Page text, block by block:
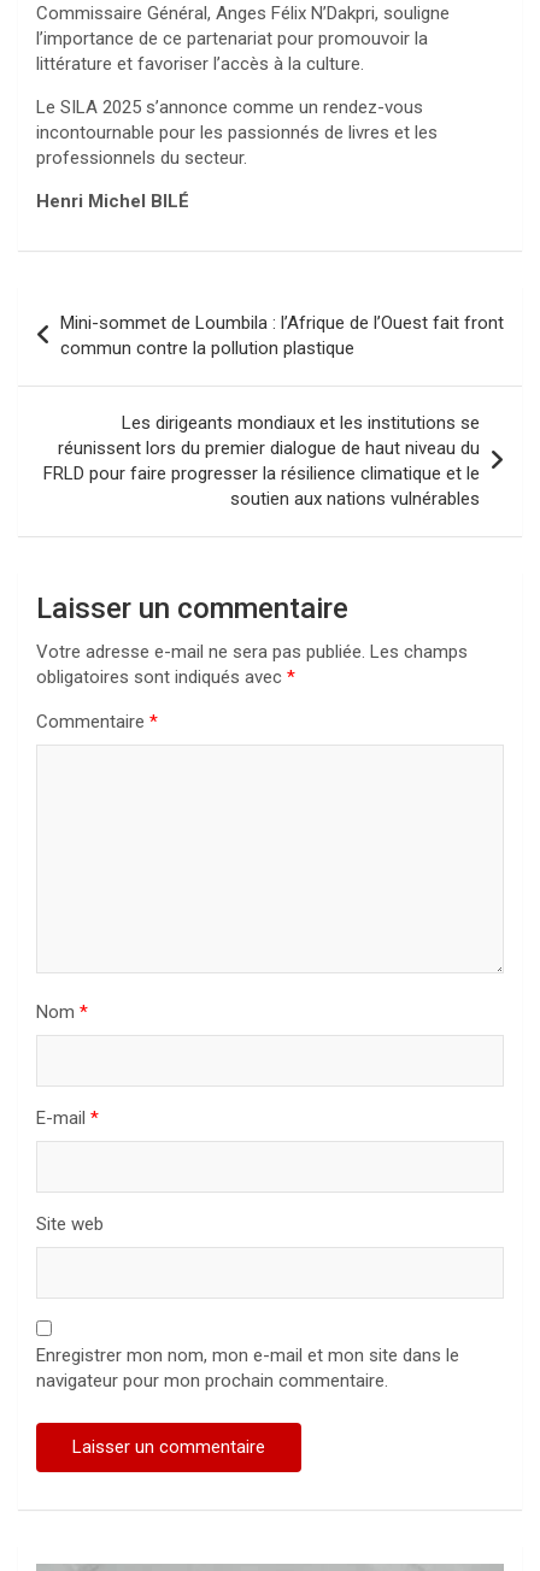
Commissaire Général, Anges Félix N’Dakpri, souligne
l’importance de ce partenariat pour promouvoir la
littérature et favoriser l’accès à la culture.
Le SILA 2025 s’annonce comme un rendez-vous
incontournable pour les passionnés de livres et les
professionnels du secteur.
Henri Michel BILÉ
de
l’article
Mini-sommet de Loumbila : l’Afrique de l’Ouest fait front
commun contre la pollution plastique
Les dirigeants mondiaux et les institutions se
réunissent lors du premier dialogue de haut niveau du
FRLD pour faire progresser la résilience climatique et le
soutien aux nations vulnérables
Laisser un commentaire
Votre adresse e-mail ne sera pas publiée. Les champs
obligatoires sont indiqués avec *
Commentaire *
Nom *
E-mail *
Site web
Enregistrer mon nom, mon e-mail et mon site dans le
navigateur pour mon prochain commentaire.